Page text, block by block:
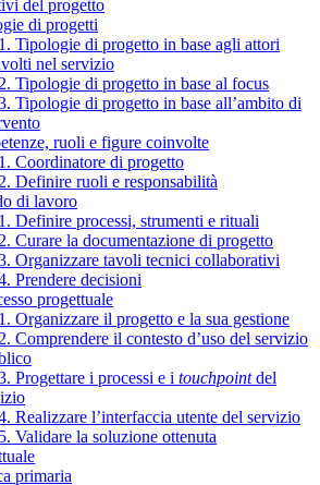
del progetto
di progetti
Tipologie di progetto in base agli attori
nel servizio
Tipologie di progetto in base al focus
Tipologie di progetto in base all’ambito di
ruoli e figure coinvolte
Coordinatore di progetto
Definire ruoli e responsabilità
di lavoro
Definire processi, strumenti e rituali
Curare la documentazione di progetto
Organizzare tavoli tecnici collaborativi
Prendere decisioni
progettuale
Organizzare il progetto e la sua gestione
Comprendere il contesto d’uso del servizio
Progettare i processi e i touchpointdel
Realizzare l’interfaccia utente del servizio
Validare la soluzione ottenuta
primaria